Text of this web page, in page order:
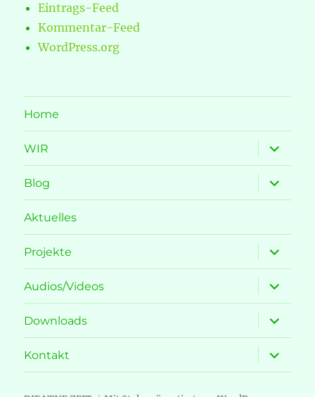
Eintrags-Feed
Kommentar-Feed
WordPress.org
Home
WIR
öffnen
Blog
öffnen
Aktuelles
Projekte
öffnen
Audios/Videos
öffnen
Downloads
öffnen
Kontakt
öffnen